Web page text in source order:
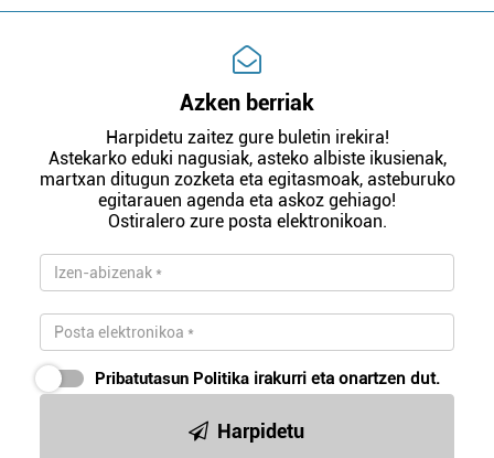
Azken berriak
Harpidetu zaitez gure buletin irekira!
Astekarko eduki nagusiak, asteko albiste ikusienak,
martxan ditugun zozketa eta egitasmoak, asteburuko
egitarauen agenda eta askoz gehiago!
Ostiralero zure posta elektronikoan.
Pribatutasun Politika irakurri eta onartzen dut.
Harpidetu